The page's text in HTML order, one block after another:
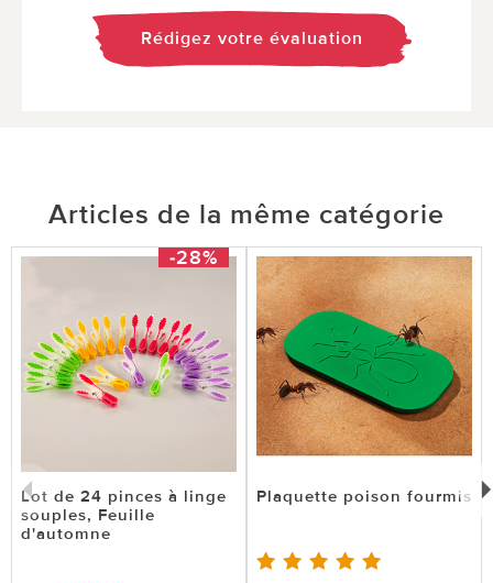
Rédigez votre évaluation
Articles de la même catégorie
-28%
Lot de 24 pinces à linge
souples, Feuille
d'automne
Plaquette poison fourmis